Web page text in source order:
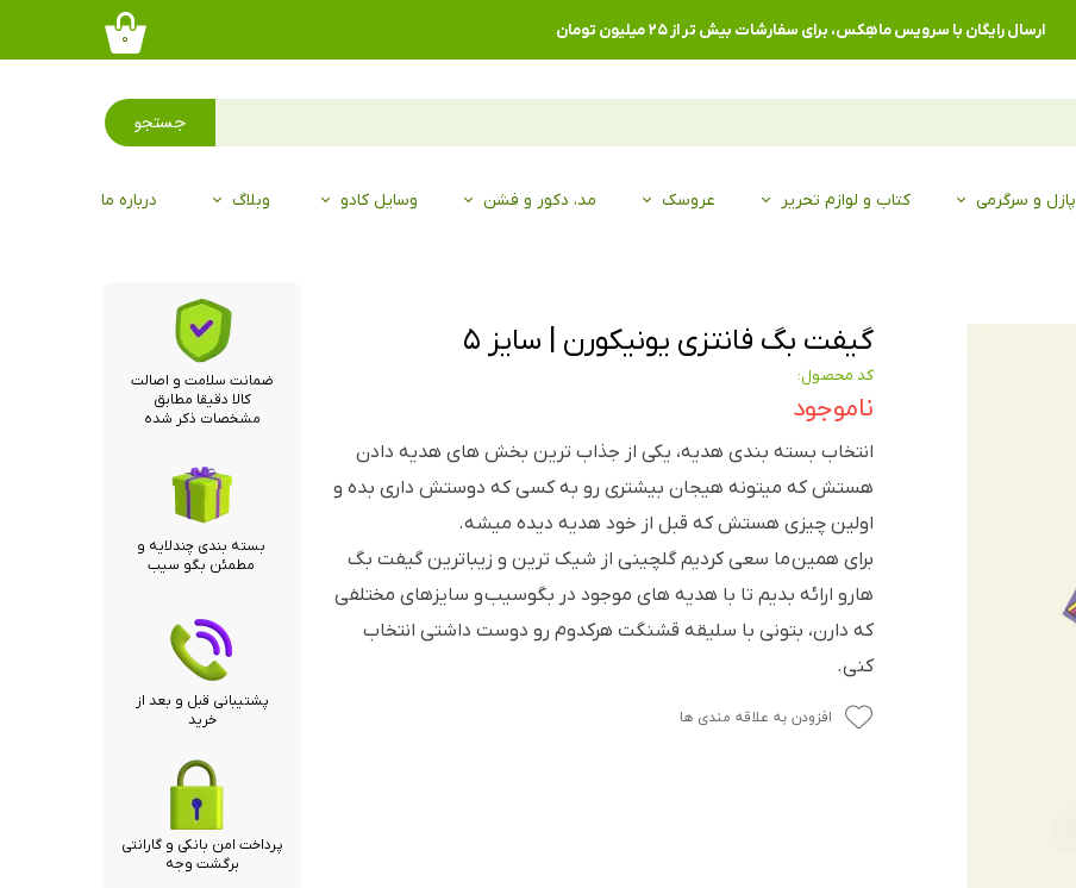
۰ ارسال رایگان با سرویس ماهِکس، برای سفارشات بیش تر از ۲۵ میلیون تومان
جستجو
پازل و سرگرمی کتاب و لوازم تحریر عروسک مد، دکور و فشن وسایل کادو وبلاگ درباره ما
گیفت بگ فانتزی یونیکورن | سایز ۵
کد محصول:
ناموجود
انتخاب بسته بندی هدیه، یکی از جذاب ترین بخش های هدیه دادن
هستش که میتونه هیجان بیشتری رو به کسی که دوستش داری بده و
اولین چیزی هستش که قبل از خود هدیه دیده میشه.
برای همین ما سعی کردیم گلچینی از شیک ترین و زیباترین گیفت بگ
هارو ارائه بدیم تا با هدیه های موجود در بگوسیب و سایزهای مختلفی
که دارن، بتونی با سلیقه قشنگت هرکدوم رو دوست داشتی انتخاب
کنی.
افزودن به علاقه مندی ها
ضمانت سلامت و اصالت
کالا دقیقا مطابق
مشخصات ذکر شده
بسته بندی چندلایه و
مطمئن بگو سیب
پشتیبانی قبل و بعد از
خرید
پرداخت امن بانکی و گارانتی
برگشت وجه